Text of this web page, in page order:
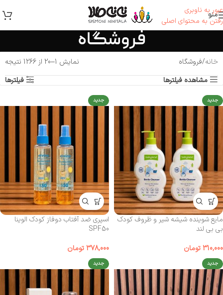
عبور به ناوبری
رفتن به محتوای اصلی
منو
فروشگاه
خانه فروشگاه
نمایش 1–20 از 1266 نتیجه
مشاهده فیلترها
فیلترها
جدید
مایع شوینده شیشه شیر و ظروف کودک
بی‌ بی لند
310,000تومان
جدید
اسپری ضد آفتاب دوفاز کودک الوینا
SPF50
378,000تومان
جدید جدید